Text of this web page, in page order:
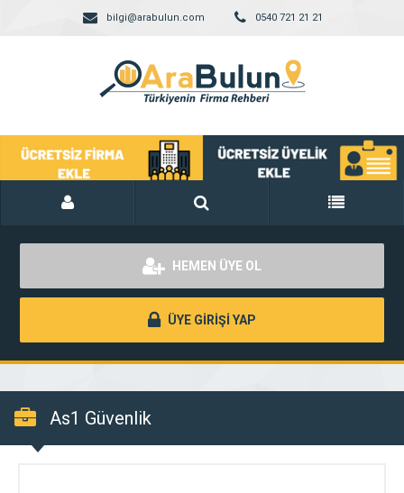
bilgi@arabulun.com 0540 721 21 21
HEMEN ÜYE OL
ÜYE GİRİŞİ YAP
As1 Güvenlik